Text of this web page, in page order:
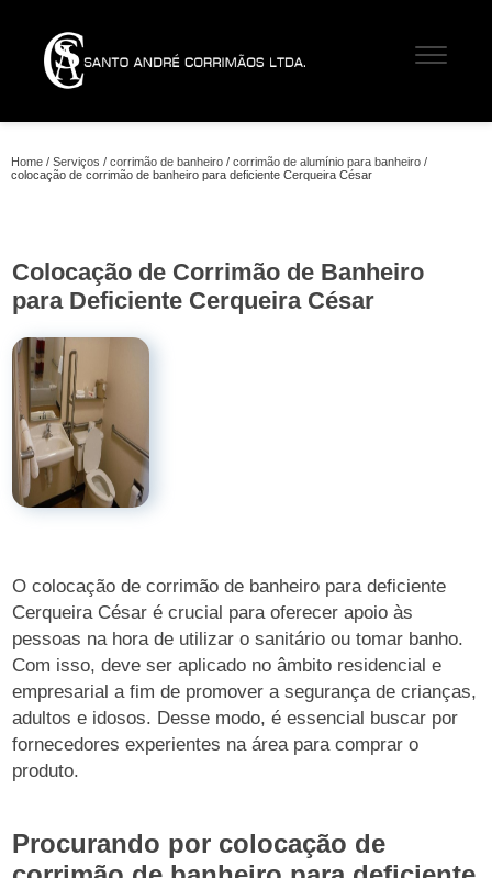
Home Serviços corrimão de banheiro
corrimão de alumínio para banheiro
colocação de corrimão de banheiro para deficiente Cerqueira César
Colocação de Corrimão de Banheiro
para Deficiente Cerqueira César
O colocação de corrimão de banheiro para deficiente
Cerqueira César é crucial para oferecer apoio às
pessoas na hora de utilizar o sanitário ou tomar banho.
Com isso, deve ser aplicado no âmbito residencial e
empresarial a fim de promover a segurança de crianças,
adultos e idosos. Desse modo, é essencial buscar por
fornecedores experientes na área para comprar o
produto.
Procurando por colocação de